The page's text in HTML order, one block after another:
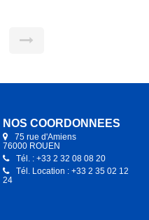
NOS COORDONNÉES
75 rue d'Amiens
76000 ROUEN
Tél. : +33 2 32 08 08 20
Tél. Location : +33 2 35 02 12
24